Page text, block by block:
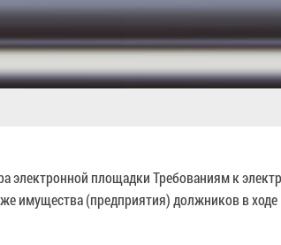
электронной площадки Требованиям к
имущества (предприятия) должников в ходе